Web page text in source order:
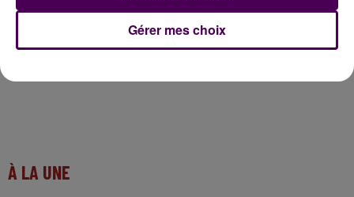
À LA UNE
Gérer mes choix